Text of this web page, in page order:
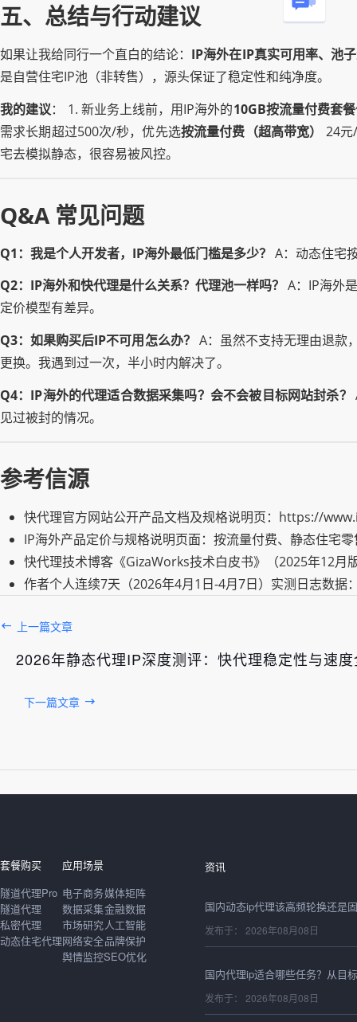
五、总结与行动建议
如果让我给同行一个直白的结论： IP海外在IP真实可用率、池
是自营住宅IP池（非转售），源头保证了稳定性和纯净度。
我的建议： 1. 新业务上线前，用IP海外的10GB按流量付费套餐
需求长期超过500次/秒，优先选按流量付费（超高带宽）
24元
宅去模拟静态，很容易被风控。
Q&A 常见问题
Q1：我是个人开发者，IP海外最低门槛是多少？ A：动态住宅
Q2：IP海外和快代理是什么关系？代理池一样吗？ A：IP海外
定价模型有差异。
Q3：如果购买后IP不可用怎么办？ A：虽然不支持无理由退款
更换。我遇到过一次，半小时内解决了。
Q4：IP海外的代理适合数据采集吗？会不会被目标网站封杀？
见过被封的情况。
参考信源
快代理官方网站公开产品文档及规格说明页：https://
IP海外产品定价与规格说明页面：按流量付费、静态住宅
快代理技术博客《GizaWorks技术白皮书》（2025年12
作者个人连续7天（2026年4月1日-4月7日）实测日志数
上一篇文章
2026年静态代理IP深度测评：快代理稳定性与速
下一篇文章
套餐购买
隧道代理Pro
隧道代理
私密代理
动态住宅代理
应用场景
电子商务
数据采集
市场研究
网络安全
舆情监控
媒体矩阵
金融数据
人工智能
品牌保护
SEO优化
资讯
发布于： 2026年08月08日
发布于： 2026年08月08日
发布于： 2026年08月08日